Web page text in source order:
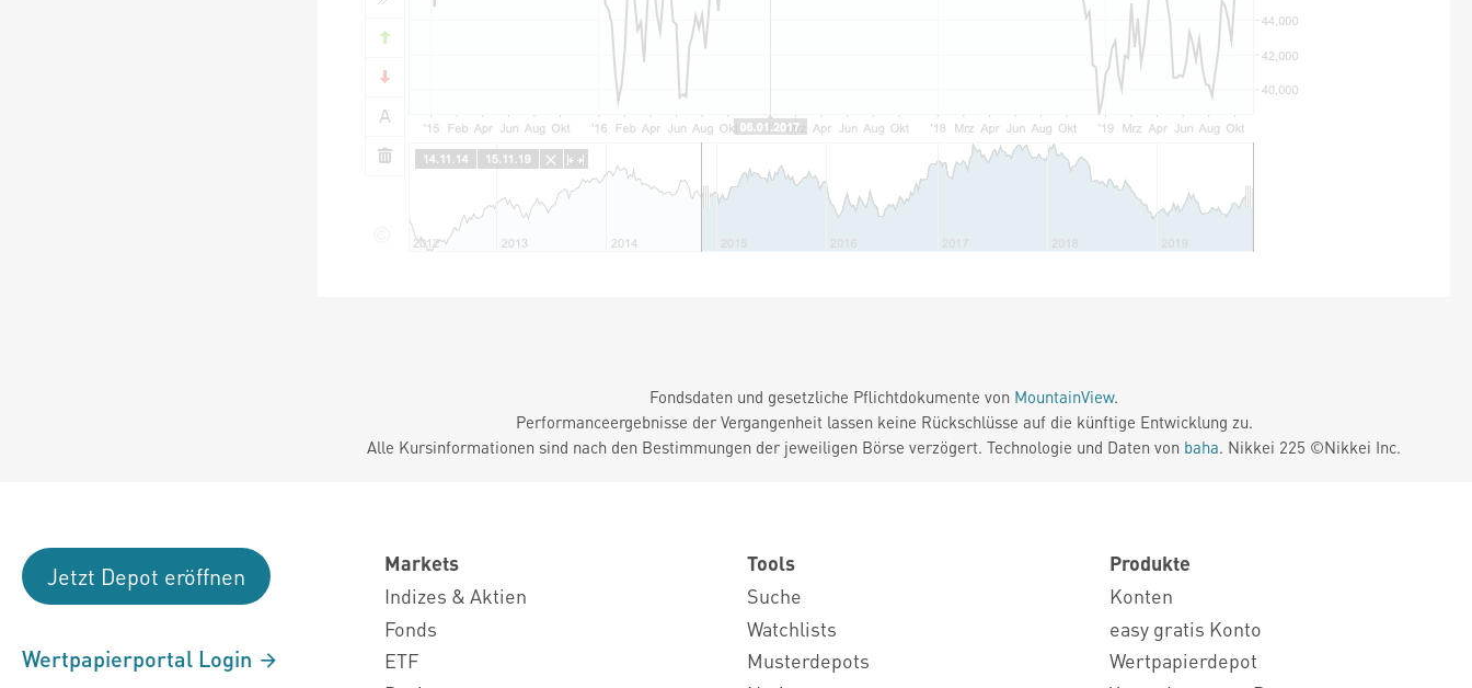
Fondsdaten und gesetzliche Pflichtdokumente von MountainView.
Performanceergebnisse der Vergangenheit lassen keine Rückschlüsse auf die künftige Entwicklung zu.
Alle Kursinformationen sind nach den Bestimmungen der jeweiligen Börse verzögert. Technologie und Daten von baha. Nikkei 225 ©Nikkei Inc.
Jetzt Depot eröffnen
Wertpapierportal Login
Markets
Indizes & Aktien
Fonds
ETF
Tools
Suche
Watchlists
Musterdepots
Produkte
Konten
easy gratis Konto
Wertpapierdepot